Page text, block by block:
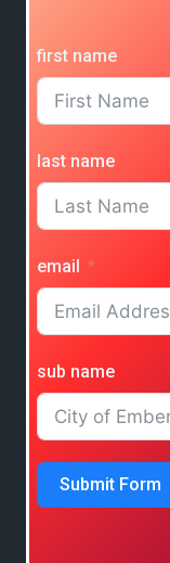
first name
last name
email
sub name
Submit Form